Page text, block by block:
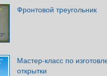
Фронтовой треугольник
Мастер-класс по
открытки